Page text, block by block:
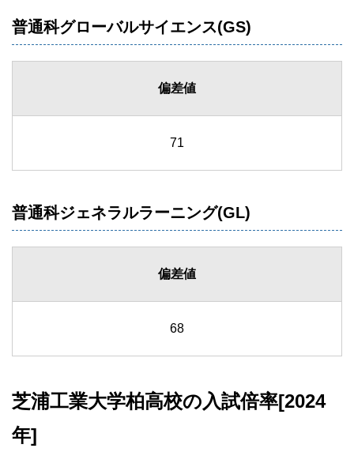
普通科グローバルサイエンス(GS)
偏差値
71
普通科ジェネラルラーニング(GL)
偏差値
68
芝浦工業大学柏高校の入試倍率[2024
年]